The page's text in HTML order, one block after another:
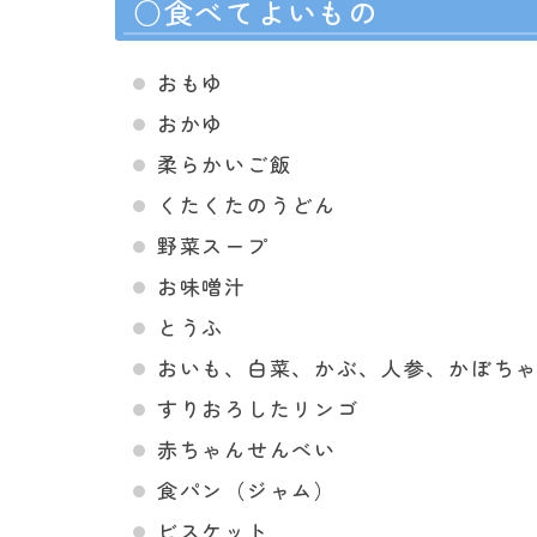
○食べてよいもの
おもゆ
おかゆ
柔らかいご飯
くたくたのうどん
野菜スープ
お味噌汁
とうふ
おいも、白菜、かぶ、人参、かぼち
すりおろしたリンゴ
赤ちゃんせんべい
食パン（ジャム）
ビスケット